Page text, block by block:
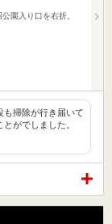
園入り口を右折。
も掃除が行き届いて
がでしました。